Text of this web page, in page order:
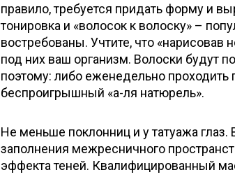
правило, требуется придать форму и
тонировка и «волосок к волоску» –
востребованы. Учтите, что «нарисовав
под них ваш организм. Волоски будут
поэтому: либо еженедельно
беспроигрышный «а-ля натюрель».
Не меньше поклонниц и у татуажа глаз.
заполнения межресничного
эффекта теней. Квалифицированный